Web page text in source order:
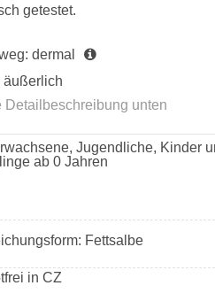
getestet.
dermal
äußerlich
Jugendliche, Kinder
ab 0 Jahren
Fettsalbe
in CZ